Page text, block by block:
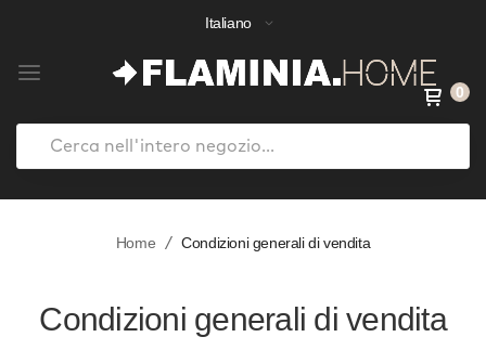
Italiano
0
Home Condizioni generali di vendita
Condizioni generali di vendita